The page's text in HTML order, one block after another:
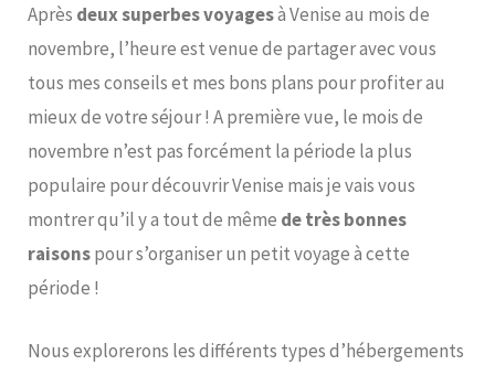
Après deux superbes voyagesà Venise au mois de
novembre, l’heure est venue de partager avec vous
tous mes conseils et mes bons plans pour profiter au
mieux de votre séjour ! A première vue, le mois de
novembre n’est pas forcément la période la plus
populaire pour découvrir Venise mais je vais vous
montrer qu’il y a tout de même de très bonnes
raisonspour s’organiser un petit voyage à cette
période !
Nous explorerons les différents types d’hébergements